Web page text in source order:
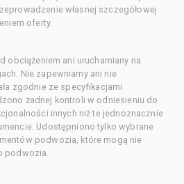
własnej szczegółowej
oferty.
obciążeniem ani uruchamiany na
Nie zapewniamy ani nie
zgodnie ze specyfikacjami
żadnej kontroli w odniesieniu do
innych niż te jednoznacznie
Udostępniono tylko wybrane
podwozia, które mogą nie
podwozia.